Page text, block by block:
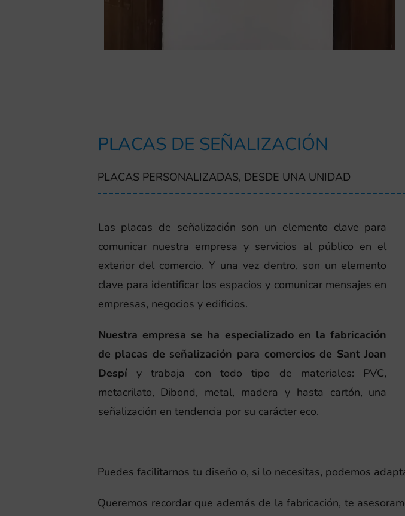
PLACAS DE SEÑALIZACIÓN
PLACAS PERSONALIZADAS, DESDE UNA UNIDAD
Las placas de señalización son un elemento clave para
comunicar nuestra empresa y servicios al público en el
exterior del comercio. Y una vez dentro, son un elemento
clave para identificar los espacios y comunicar mensajes en
empresas, negocios y edificios.
Nuestra empresa se ha especializado en la fabricación
de placas de señalización para comercios de Sant Joan
Despíy trabaja con todo tipo de materiales: PVC,
metacrilato, Dibond, metal, madera y hasta cartón, una
señalización en tendencia por su carácter eco.
Puedes facilitarnos tu diseño o, si lo necesitas, podemos
Queremos recordar que además de la fabricación, te